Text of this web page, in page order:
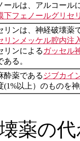
ールは、アルコール
下フェノールグリセ
リンは、神経破壊薬
リンメッケル腔内注
リンによる ガッセル
ある。
酔薬である ジブカイ
(1%以上）のものを
薬の